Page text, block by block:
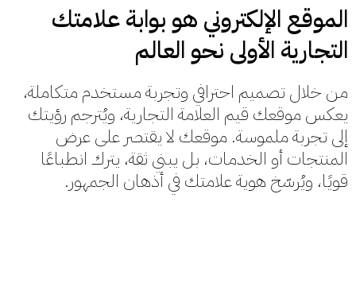
الموقع الإلكتروني هو بوابة علامتك
التجارية الأولى نحو العالم
من خلال تصميم احترافي وتجربة مستخدم متكاملة،
يعكس موقعك قيم العلامة التجارية، ويُترجم رؤيتك
إلى تجربة ملموسة. موقعك لا يقتصر على عرض
المنتجات أو الخدمات، بل يبني ثقة، يترك انطباعًا
قويًا، ويُرسّخ هوية علامتك في أذهان الجمهور.